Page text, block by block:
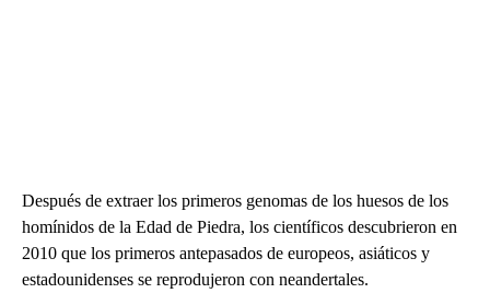
Después de extraer los primeros genomas de los huesos de los
homínidos de la Edad de Piedra, los científicos descubrieron en
2010 que los primeros antepasados de europeos, asiáticos y
estadounidenses se reprodujeron con neandertales.